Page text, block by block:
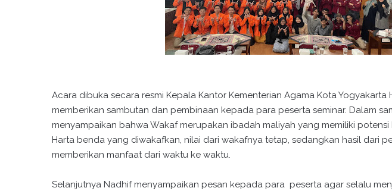
Acara dibuka secara resmi Kepala Kantor Kementerian Agama Kota Yogyakarta
memberikan sambutan dan pembinaan kepada para peserta seminar. Dalam
menyampaikan bahwa Wakaf merupakan ibadah maliyah yang memiliki
Harta benda yang diwakafkan, nilai dari wakafnya tetap, sedangkan hasil dari
memberikan manfaat dari waktu ke waktu.
Selanjutnya Nadhif menyampaikan pesan kepada para peserta agar selalu